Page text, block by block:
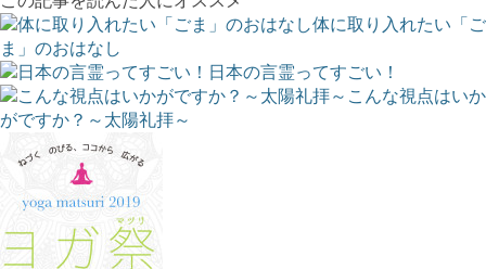
体に取り入れたい「ご
ま」のおはなし
日本の言霊ってすごい！
こんな視点はいか
がですか？～太陽礼拝～